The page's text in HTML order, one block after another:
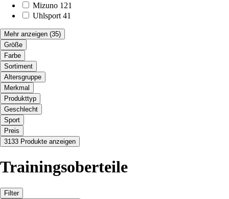
Mizuno 121
Uhlsport 41
Mehr anzeigen (35)
Größe
Farbe
Sortiment
Altersgruppe
Merkmal
Produkttyp
Geschlecht
Sport
Preis
3133 Produkte anzeigen
Trainingsoberteile
Filter